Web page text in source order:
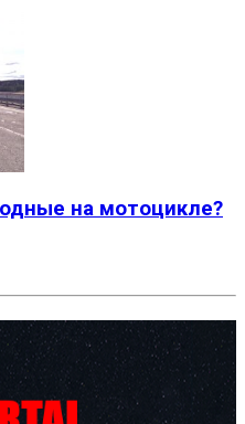
на мотоцикле?